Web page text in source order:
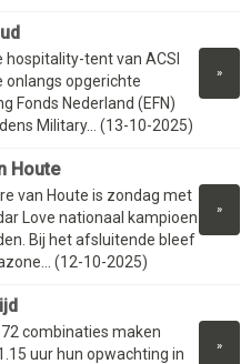
»
hospitality-tent van ACSI
onlangs opgerichte
Fonds Nederland (EFN)
Military... (13-10-2025)
Houte
»
van Houte is zondag met
Love nationaal kampioen
Bij het afsluitende bleef
(12-10-2025)
»
72 combinaties maken
uur hun opwachting in